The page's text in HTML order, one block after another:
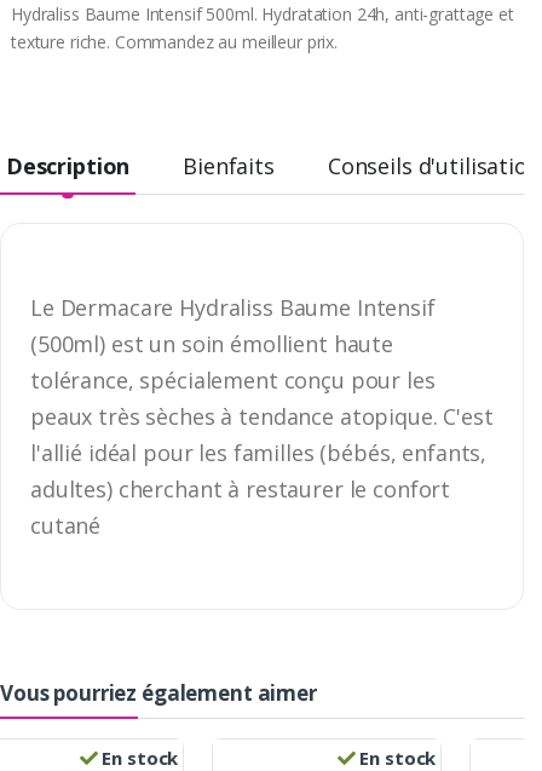
Hydraliss Baume Intensif 500ml. Hydratation 24h, anti-grattage et
texture riche. Commandez au meilleur prix.
Description Bienfaits Conseils d'utilisation
Le Dermacare Hydraliss Baume Intensif
(500ml) est un soin émollient haute
tolérance, spécialement conçu pour les
peaux très sèches à tendance atopique. C'est
l'allié idéal pour les familles (bébés, enfants,
adultes) cherchant à restaurer le confort
cutané
Vous pourriez également aimer
En stock En stock